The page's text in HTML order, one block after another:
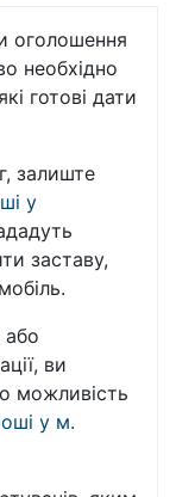
оголошення
необхідно
готові дати
залиште
у
заставу,
ви
можливість
у м.